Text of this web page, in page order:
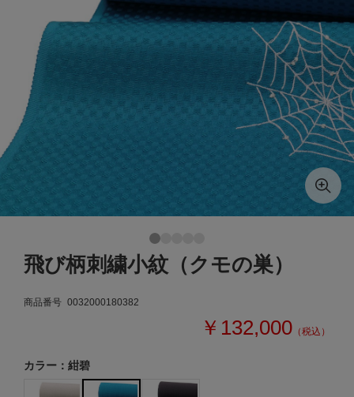
飛び柄刺繍小紋（クモの巣）
商品番号 0032000180382
￥132,000 （税込）
カラー：紺碧